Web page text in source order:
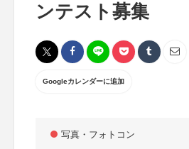
ンテスト募集
Googleカレンダーに追加
写真・フォトコン